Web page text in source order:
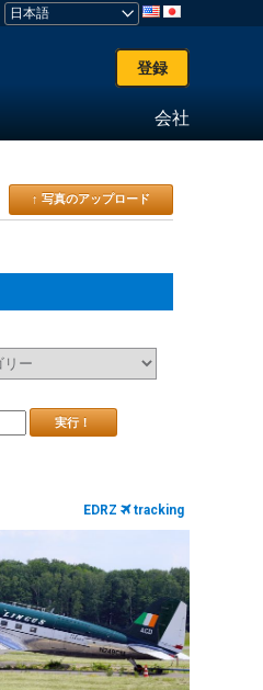
登録
会社
↑ 写真のアップロード
実行！
EDRZ tracking